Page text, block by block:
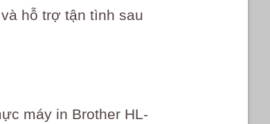
hỗ trợ tận tình sau
máy in Brother HL-